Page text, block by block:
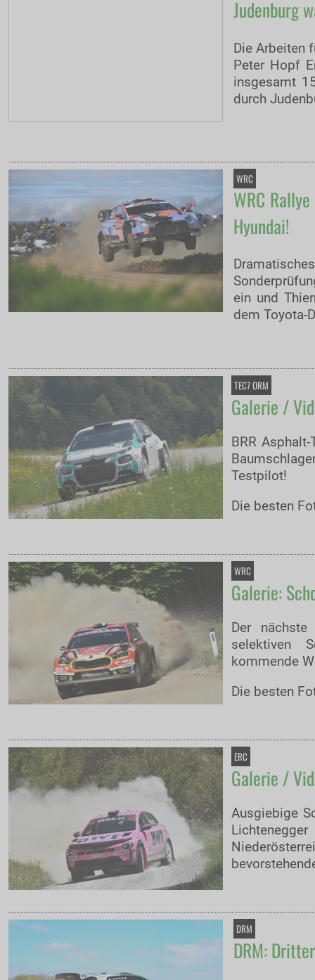
Judenburg
Die Arbeiten
Peter Hopf
insgesamt
durch
WRC
WRC
Hyundai!
ein und
dem Toyota-
TEC7 ORM
Galerie /
BRR
Testpilot!
Die besten
WRC
Galerie:
Der
selektiven
kommende
Die besten
ERC
Galerie /
Ausgiebige
DRM
DRM: